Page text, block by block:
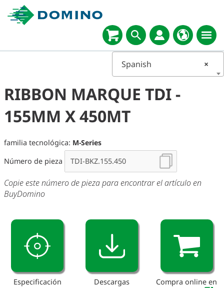
×
Spanish
RIBBON MARQUE TDI -
155MM X 450MT
familia tecnológica: M-Series
Número de pieza
Copie este número de pieza para encontrar el artículo en
BuyDomino
Especificación Descargas
Compra online en